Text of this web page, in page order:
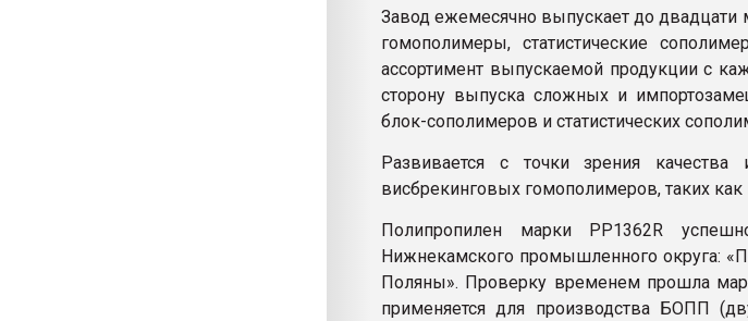
Завод ежемесячно выпускает до двадцати
гомополимеры, статистические
ассортимент выпускаемой продукции с
сторону выпуска сложных и
блок-сополимеров и статистических
Развивается с точки зрения
висбрекинговых гомополимеров, таких
Полипропилен марки РР1362R
Нижнекамского промышленного округа:
Поляны». Проверку временем прошла
применяется для производства БОПП